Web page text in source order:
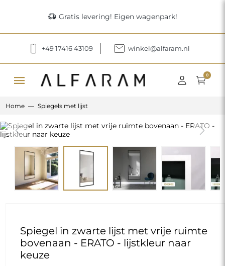
delivery_truck_speed Gratis levering! Eigen wagenpark!
+49 17416 43109 winkel@alfaram.nl
menu 0
Home Spiegels met lijst
Previous Next
Spiegel in zwarte lijst met vrije ruimte
bovenaan - ERATO - lijstkleur naar
keuze